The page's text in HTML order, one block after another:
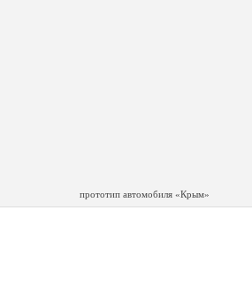
прототип автомобиля «Крым»